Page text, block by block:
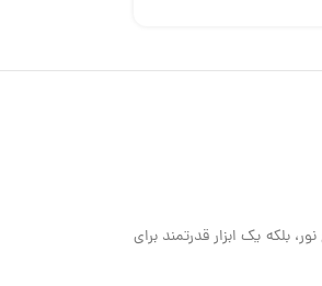
بلکه یک ابزار قدرتمند برای